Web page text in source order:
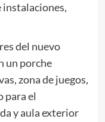
instalaciones,
del nuevo
un porche
zona de juegos,
para el
y aula exterior